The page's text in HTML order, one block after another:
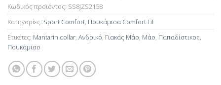
Κωδικός προϊόντος: SS8JZS2158
Κατηγορίες: Sport Comfort, Πουκάμισα Comfort Fit
Ετικέτες: Mantarin collar, Ανδρικό, Γιακάς Μάο, Μάο, Παπαδίστικος,
Πουκάμισο